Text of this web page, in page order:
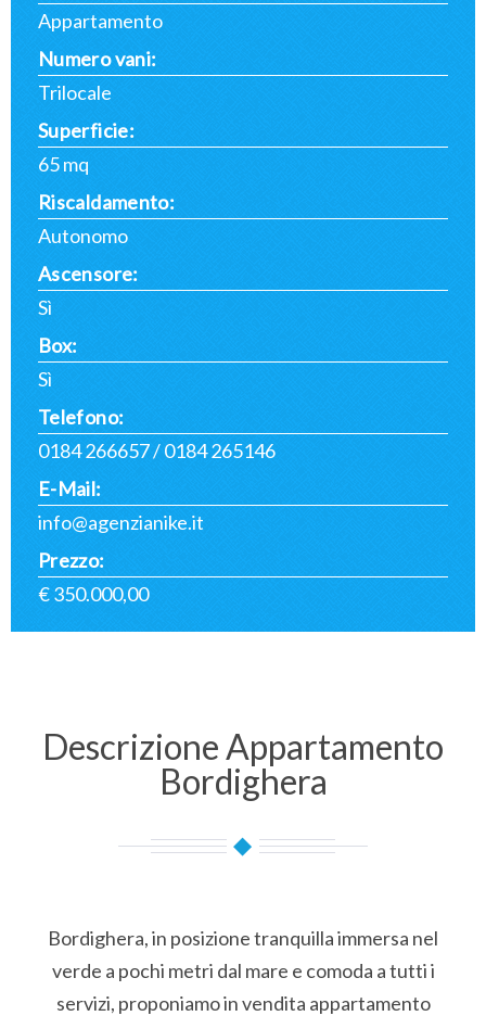
Appartamento
Numero vani:
Trilocale
Superficie:
65 mq
Riscaldamento:
Autonomo
Ascensore:
Sì
Box:
Sì
Telefono:
0184 266657/0184 265146
E-Mail:
info@agenzianike.it
Prezzo:
€ 350.000,00
Descrizione Appartamento
Bordighera
Bordighera, in posizione tranquilla immersa nel
verde a pochi metri dal mare e comoda a tutti i
servizi, proponiamo in vendita appartamento